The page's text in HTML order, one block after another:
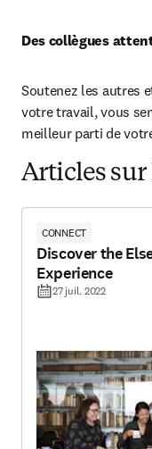
Des collègues
Soutenez les autres
votre travail, vous
meilleur parti de
Articles sur
CONNECT
Discover the
Experience
27 juil. 2022